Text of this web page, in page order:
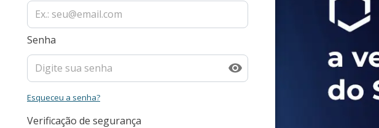
Senha
Esqueceu a senha?
Verificação de segurança